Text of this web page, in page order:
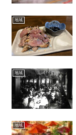
地域
地域
地域